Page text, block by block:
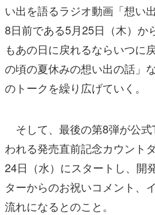
い出を語るラジオ動画「想い
8日前である5月25日（木）か
もあの日に戻れるならいつに
の頃の夏休みの想い出の話」
のトークを繰り広げていく。
そして、最後の第8弾が公
われる発売直前記念カウント
24日（水）にスタートし、開
ターからのお祝いコメント、
流れになるとのこと。